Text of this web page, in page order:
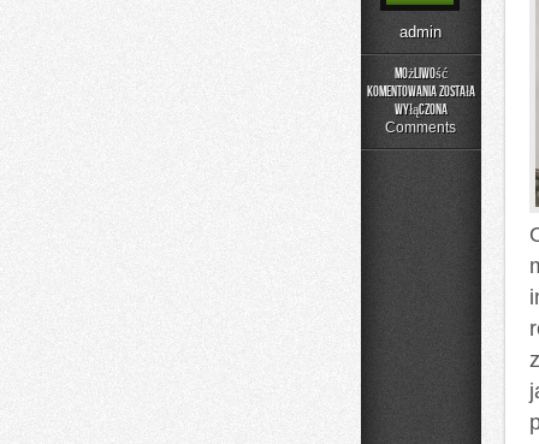
admin
Możliwość
komentowania
Zapachowe
Inspiracje
została
wyłączona
Comments